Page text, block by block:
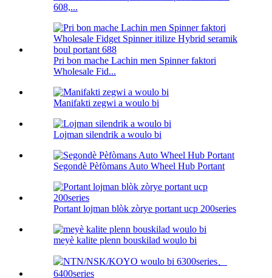
608,...
Pri bon mache Lachin men Spinner faktori
Wholesale Fid...
Manifakti zegwi a woulo bi
Lojman silendrik a woulo bi
Segondè Pèfòmans Auto Wheel Hub Portant
Portant lojman blòk zòrye portant ucp 200series
meyè kalite plenn bouskilad woulo bi